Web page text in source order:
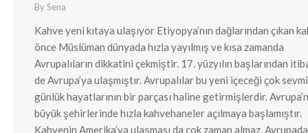
BySena
Kahve yeni kıtaya ulaşıyor Etiyopya’nın dağlarından çıkan
önce Müslüman dünyada hızla yayılmış ve kısa zamanda
Avrupalıların dikkatini çekmiştir. 17. yüzyılın başlarından
de Avrupa’ya ulaşmıştır. Avrupalılar bu yeni içeceği çok
günlük hayatlarının bir parçası haline getirmişlerdir.
büyük şehirlerinde hızla kahvehaneler açılmaya başlamıştır.
Kahvenin Amerika’ya ulaşması da çok zaman almaz.